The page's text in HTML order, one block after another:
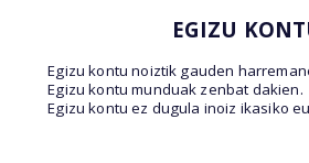
EGIZU
Egizu kontu noiztik gauden
Egizu kontu munduak zenbat dakien.
Egizu kontu ez dugula inoiz ikasiko